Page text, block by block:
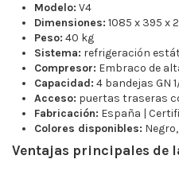
Modelo: V4
Dimensiones: 1085 x 395 x
Peso: 40 kg
Sistema: refrigeración
Compresor: Embraco de
Capacidad: 4 bandejas GN
Acceso: puertas traseras
Fabricación: España |
Colores disponibles:
Ventajas principales de